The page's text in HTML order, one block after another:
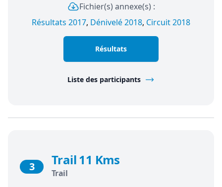
Fichier(s) annexe(s) :
Résultats 2017, Dénivelé 2018, Circuit 2018
Résultats
Liste des participants
3 Trail 11 Kms
Trail